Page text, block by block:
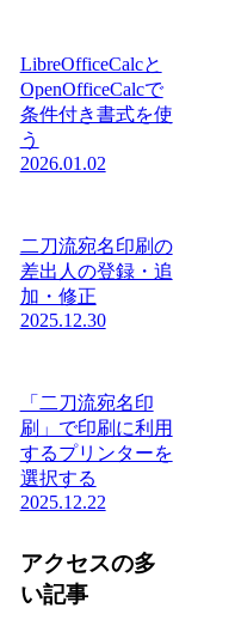
LibreOfficeCalcと
OpenOfficeCalcで
条件付き書式を使
う
2026.01.02
二刀流宛名印刷の
差出人の登録・追
加・修正
2025.12.30
「二刀流宛名印
刷」で印刷に利用
するプリンターを
選択する
2025.12.22
アクセスの多
い記事